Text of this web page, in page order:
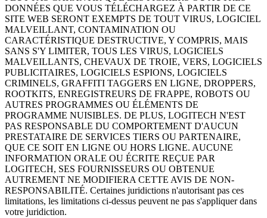
DONNÉES QUE VOUS TÉLÉCHARGEZ À PARTIR DE CE
SITE WEB SERONT EXEMPTS DE TOUT VIRUS, LOGICIEL
MALVEILLANT, CONTAMINATION OU
CARACTÉRISTIQUE DESTRUCTIVE, Y COMPRIS, MAIS
SANS S'Y LIMITER, TOUS LES VIRUS, LOGICIELS
MALVEILLANTS, CHEVAUX DE TROIE, VERS, LOGICIELS
PUBLICITAIRES, LOGICIELS ESPIONS, LOGICIELS
CRIMINELS, GRAFFITI TAGGERS EN LIGNE, DROPPERS,
ROOTKITS, ENREGISTREURS DE FRAPPE, ROBOTS OU
AUTRES PROGRAMMES OU ÉLÉMENTS DE
PROGRAMME NUISIBLES. DE PLUS, LOGITECH N'EST
PAS RESPONSABLE DU COMPORTEMENT D'AUCUN
PRESTATAIRE DE SERVICES TIERS OU PARTENAIRE,
QUE CE SOIT EN LIGNE OU HORS LIGNE. AUCUNE
INFORMATION ORALE OU ÉCRITE REÇUE PAR
LOGITECH, SES FOURNISSEURS OU OBTENUE
AUTREMENT NE MODIFIERA CETTE AVIS DE NON-
RESPONSABILITÉ. Certaines juridictions n'autorisant pas ces
limitations, les limitations ci-dessus peuvent ne pas s'appliquer dans
votre juridiction.